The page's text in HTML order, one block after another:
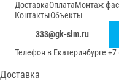
ДоставкаОплатаМонтаж
КонтактыОбъекты
333@gk-sim.ru
Телефон в Екатеринбурге +7
Доставка